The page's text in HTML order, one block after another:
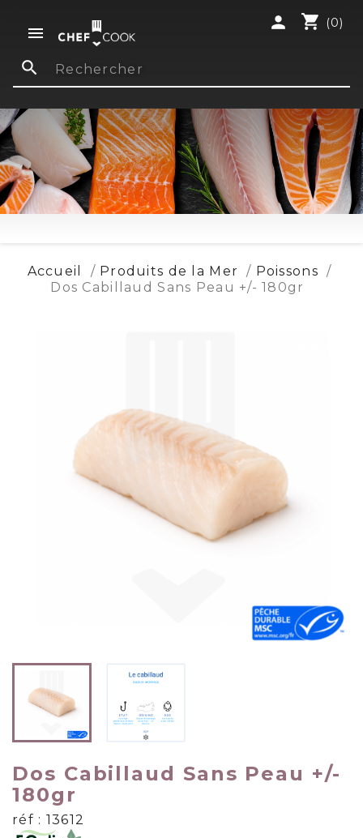

shopping_cart (0)
person
search
Accueil Produits de la Mer
Poissons
Dos Cabillaud Sans Peau +/- 180gr
Dos Cabillaud Sans Peau +/-
180gr
réf : 13612